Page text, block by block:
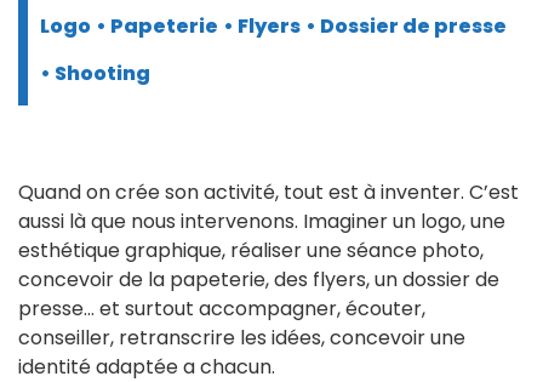
Logo • Papeterie • Flyers • Dossier de presse
• Shooting
Quand on crée son activité, tout est à inventer. C’est
aussi là que nous intervenons. Imaginer un logo, une
esthétique graphique, réaliser une séance photo,
concevoir de la papeterie, des flyers, un dossier de
presse… et surtout accompagner, écouter,
conseiller, retranscrire les idées, concevoir une
identité adaptée a chacun.